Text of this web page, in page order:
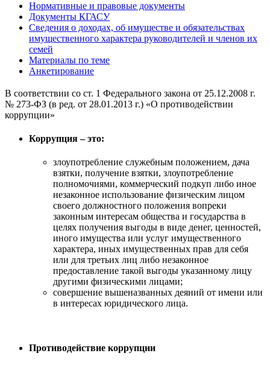
Нормативные и правовые документы
Документы КГАСУ
Сведения о доходах, об имуществе и обязательствах
имущественного характера руководителей и членов их
семей
Материалы по теме
Анкетирование
В соответствии со ст. 1 Федерального закона от 25.12.2008 г.
№ 273-ФЗ (в ред. от 28.01.2013 г.) «О противодействии
коррупции»
Коррупция – это:
злоупотребление служебным положением, дача
взятки, получение взятки, злоупотребление
полномочиями, коммерческий подкуп либо иное
незаконное использование физическим лицом
своего должностного положения вопреки
законным интересам общества и государства в
целях получения выгоды в виде денег, ценностей,
иного имущества или услуг имущественного
характера, иных имущественных прав для себя
или для третьих лиц либо незаконное
предоставление такой выгоды указанному лицу
другими физическими лицами;
совершение вышеназванных деяний от имени или
в интересах юридического лица.
Противодействие коррупции